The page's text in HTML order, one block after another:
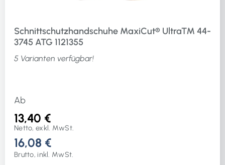
Schnittschutzhandschuhe MaxiCut® Ultra™ 44-
3745 ATG 1121355
5 Varianten verfügbar!
Ab
13,40 €
Netto, exkl. MwSt.
16,08 €
Brutto, inkl. MwSt.